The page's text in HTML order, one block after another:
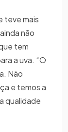
teve mais
não
tem
a uva. “O
Não
e temos a
qualidade